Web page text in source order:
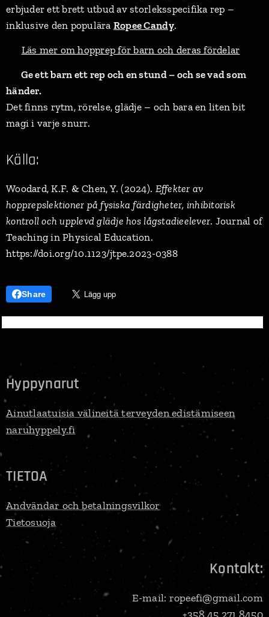
erbjuder ett brett utbud av storleksspecifika rep –
inklusive den populära Ropee Candy.
Läs mer om hopprep för barn och deras fördelar
🎈 Ge ett barn ett rep och en stund – och se vad som
händer.
Det finns rytm, rörelse, glädje – och bara en liten bit
magi i varje snurr.
Källa:
Woodard, K.F. & Chen, Y. (2024). Effekter av
hopprepslektioner på fysiska färdigheter, inhibitorisk
kontroll och upplevd glädje hos lågstadieelever. Journal of
Teaching in Physical Education.
https://doi.org/10.1123/jtpe.2023-0388
Share
Hyppynarut
Ainutlaatuisia välineitä terveyden edistämiseen
naruhyppely.fi
TIETOA
Andvändar och betalningsvilkor
Tietosuoja
Kontakt:
E-mail: ropeefi@gmail.com